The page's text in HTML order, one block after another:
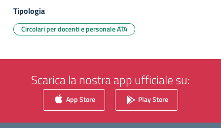
Tipologia
Circolari per docenti e personale ATA
Scarica la nostra app ufficiale su:
App Store Play Store